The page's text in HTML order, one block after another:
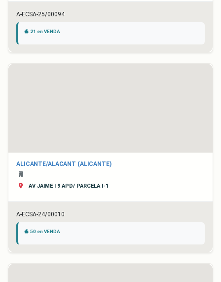
A-ECSA-25/00094
21 en VENDA
ALICANTE/ALACANT (ALICANTE)
AV JAIME I 9 APD/ PARCELA I-1
A-ECSA-24/00010
50 en VENDA